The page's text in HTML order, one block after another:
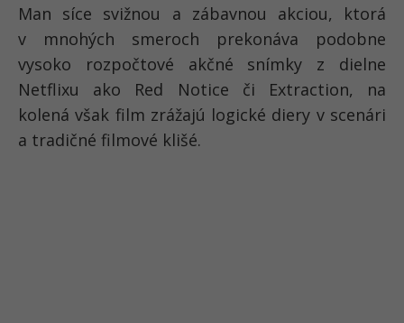
Man síce svižnou a zábavnou akciou, ktorá
v mnohých smeroch prekonáva podobne
vysoko rozpočtové akčné snímky z dielne
Netflixu ako Red Notice či Extraction, na
kolená však film zrážajú logické diery v scenári
a tradičné filmové klišé.